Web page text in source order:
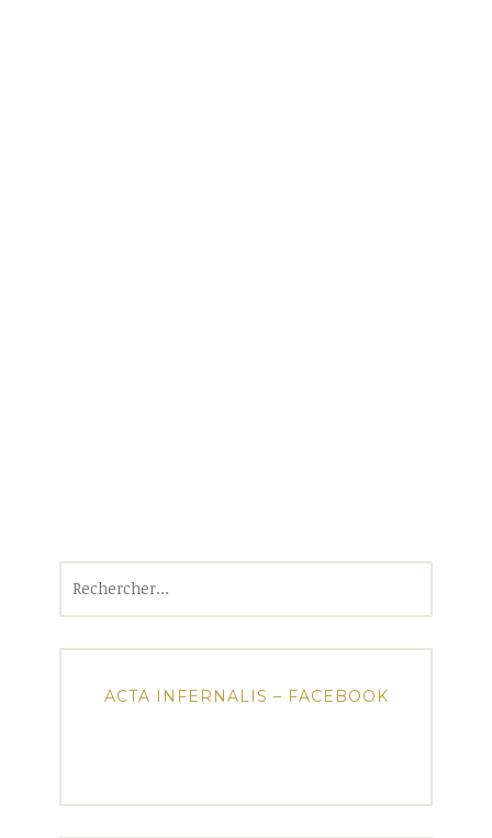
ACTA INFERNALIS – FACEBOOK